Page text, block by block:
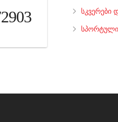
სკვერები
სპორტული